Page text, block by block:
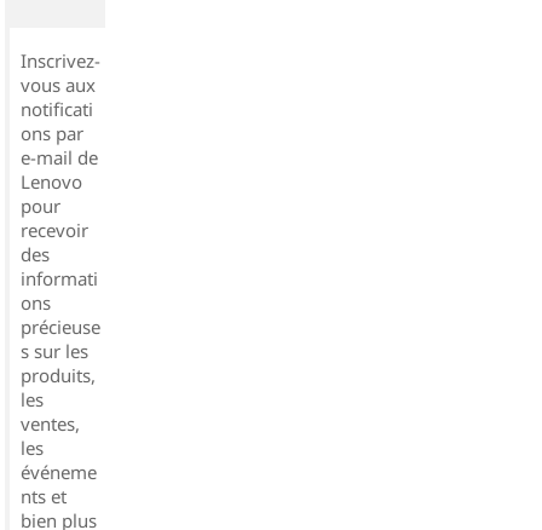
Inscrivez-
vous aux
notificati
ons par
e-mail de
Lenovo
pour
recevoir
des
informati
ons
précieuse
s sur les
produits,
les
ventes,
les
événeme
nts et
bien plus